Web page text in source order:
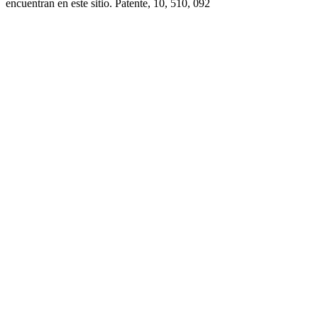
encuentran en este sitio. Patente, 10, 510, 092